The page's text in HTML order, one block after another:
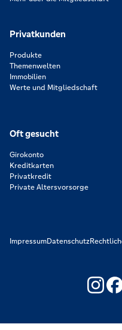
Privatkunden
Produkte
Themenwelten
Immobilien
Werte und Mitgliedschaft
Oft gesucht
Girokonto
Kreditkarten
Privatkredit
Private Altersvorsorge
ImpressumDatenschutz